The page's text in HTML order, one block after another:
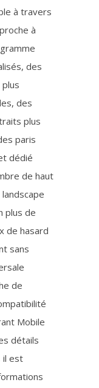
à travers
à
des
des
plus
paris
dédié
de haut
plus de
de hasard
sans
de
Mobile
détails
il est